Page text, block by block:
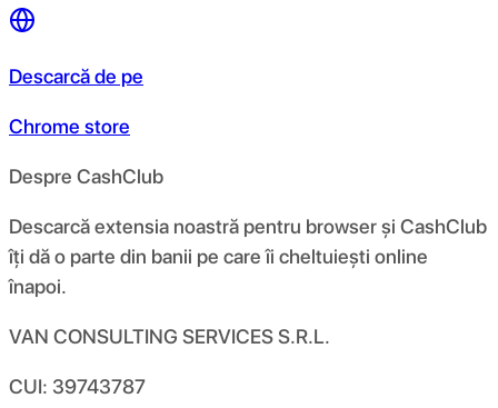
Descarcă de pe
Chrome store
Despre CashClub
Descarcă extensia noastră pentru browser și CashClub
îți dă o parte din banii pe care îi cheltuiești online
înapoi.
VAN CONSULTING SERVICES S.R.L.
CUI: 39743787